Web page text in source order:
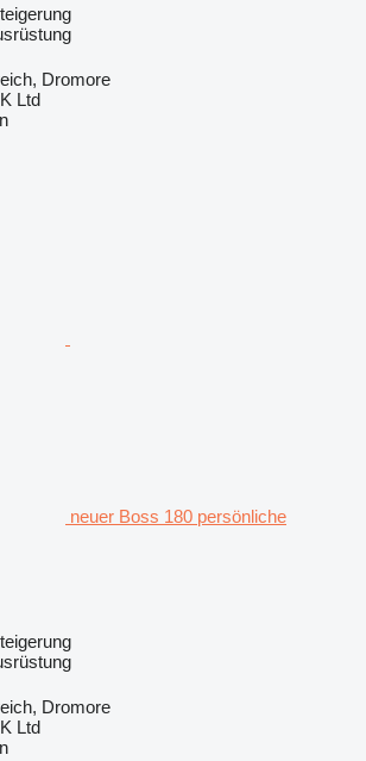
Dromore
Ltd
neuer Boss 180 persönliche
Dromore
Ltd